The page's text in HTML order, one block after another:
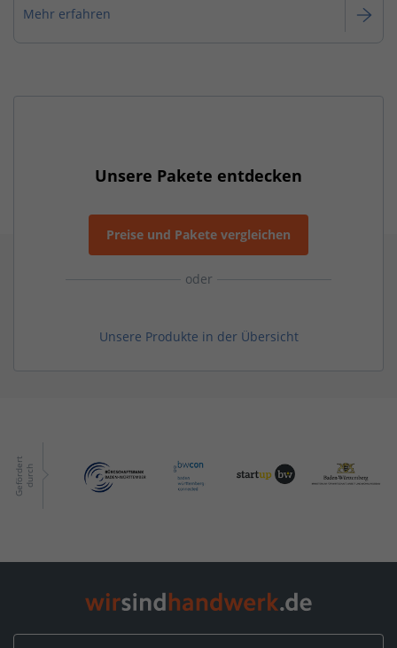
Mehr erfahren
Unsere Pakete entdecken
Preise und Pakete vergleichen
oder
Unsere Produkte in der Übersicht
G
e
f
ö
r
de
r
t
d
u
r
ch